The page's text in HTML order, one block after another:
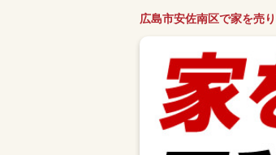
広島市安佐南区で家を売